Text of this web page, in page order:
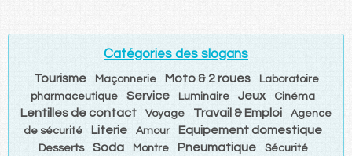
Catégories des slogans
Tourisme Maçonnerie Moto & 2 roues
Laboratoire
pharmaceutique
Service Luminaire Jeux Cinéma
Lentilles de contact Voyage Travail & Emploi
Agence
de sécurité
Literie Amour Equipement domestique
Desserts Soda Montre Pneumatique Sécurité